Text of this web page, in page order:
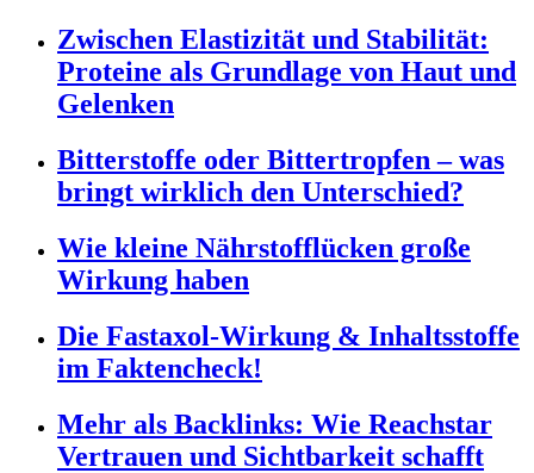
Zwischen Elastizität und Stabilität:
Proteine als Grundlage von Haut und
Gelenken
Bitterstoffe oder Bittertropfen – was
bringt wirklich den Unterschied?
Wie kleine Nährstofflücken große
Wirkung haben
Die Fastaxol-Wirkung & Inhaltsstoffe
im Faktencheck!
Mehr als Backlinks: Wie Reachstar
Vertrauen und Sichtbarkeit schafft